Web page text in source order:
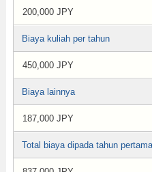
200,000 JPY
Biaya kuliah per tahun
450,000 JPY
Biaya lainnya
187,000 JPY
Total biaya dipada tahun pertama